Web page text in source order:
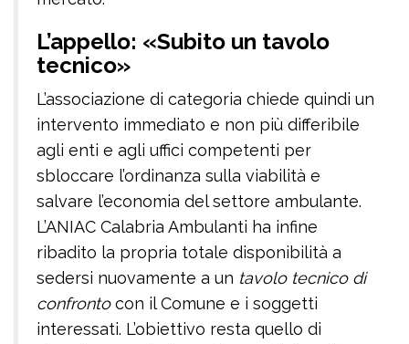
L’appello: «Subito un tavolo
tecnico»
L’associazione di categoria chiede quindi un
intervento immediato e non più differibile
agli enti e agli uffici competenti per
sbloccare l’ordinanza sulla viabilità e
salvare l’economia del settore ambulante.
L’ANIAC Calabria Ambulanti ha infine
ribadito la propria totale disponibilità a
sedersi nuovamente a un tavolo tecnico di
confrontocon il Comune e i soggetti
interessati. L’obiettivo resta quello di